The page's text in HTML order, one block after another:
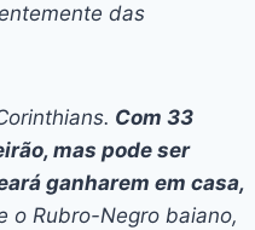
das
Com 33
mas pode ser
ganharem em casa,
o Rubro-Negro baiano,